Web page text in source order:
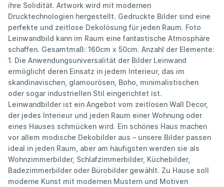
ihre Solidität. Artwork wird mit modernen
Drucktechnologien hergestellt. Gedruckte Bilder sind eine
perfekte und zeitlose Dekolösung für jeden Raum. Foto
Leinwandbild kann im Raum eine fantastische Atmosphäre
schaffen. Gesamtmaß: 160cm x 50cm. Anzahl der Elemente:
1. Die Anwendungsuniversalität der Bilder Leinwand
ermöglicht deren Einsatz in jedem Interieur, das im
skandinavischen, glamourösen, Boho, minimalistischen
oder sogar industriellen Stil eingerichtet ist.
Leinwandbilder ist ein Angebot vom zeitlosen Wall Decor,
der jedes Interieur und jeden Raum einer Wohnung oder
eines Hauses schmücken wird. Ein schönes Haus machen
vor allem modische Dekobilder aus – unsere Bilder passen
ideal in jeden Raum, aber am häufigsten werden sie als
Wohnzimmerbilder, Schlafzimmerbilder, Küchebilder,
Badezimmerbilder oder Bürobilder gewählt. Zu Hause soll
moderne Kunst mit modernen Mustern und Motiven